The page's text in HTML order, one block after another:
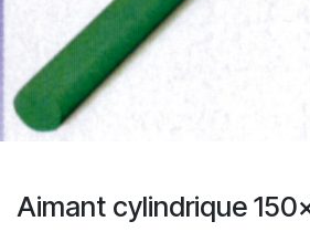
Aimant cylindrique